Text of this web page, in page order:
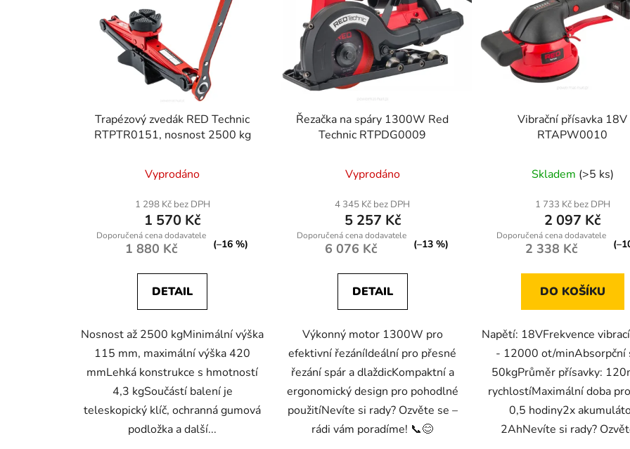
Trapézový zvedák RED Technic
RTPTR0151, nosnost 2500 kg
Vyprodáno
1 298 Kč bez DPH
1 570 Kč
1 880 Kč (–16 %)
DETAIL
Nosnost až 2500 kgMinimální výška
115 mm, maximální výška 420
mmLehká konstrukce s hmotností
4,3 kgSoučástí balení je
teleskopický klíč, ochranná gumová
podložka a další...
Řezačka na spáry 1300W Red
Technic RTPDG0009
Vyprodáno
4 345 Kč bez DPH
5 257 Kč
6 076 Kč (–13 %)
DETAIL
Výkonný motor 1300W pro
efektivní řezáníIdeální pro přesné
řezání spár a dlaždicKompaktní a
ergonomický design pro pohodlné
použitíNevíte si rady? Ozvěte se –
rádi vám poradíme! 📞😊
Vibrační přísavka 18V
RTAPW0010
Skladem (>5 ks)
1 733 Kč bez DPH
2 097 Kč
2 338 Kč
DO KOŠÍKU
Napětí: 18VFrekvence
- 12000 ot/minAbsorpční
50kgPrůměr přísavky:
rychlostíMaximální doba
0,5 hodiny2x
2AhNevíte si rady?